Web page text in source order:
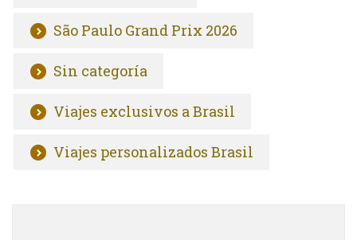
São Paulo Grand Prix 2026
Sin categoría
Viajes exclusivos a Brasil
Viajes personalizados Brasil